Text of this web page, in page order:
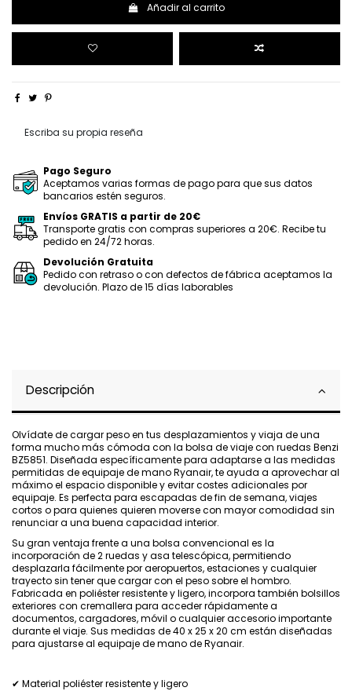
Añadir al carrito
Escriba su propia reseña
Pago Seguro
Aceptamos varias formas de pago para que sus datos
bancarios estén seguros.
Envíos GRATIS a partir de 20€
Transporte gratis con compras superiores a 20€. Recibe tu
pedido en 24/72 horas.
Devolución Gratuita
Pedido con retraso o con defectos de fábrica aceptamos la
devolución. Plazo de 15 días laborables
Descripción
Olvídate de cargar peso en tus desplazamientos y viaja de una
forma mucho más cómoda con la bolsa de viaje con ruedas Benzi
BZ5851. Diseñada específicamente para adaptarse a las medidas
permitidas de equipaje de mano Ryanair, te ayuda a aprovechar al
máximo el espacio disponible y evitar costes adicionales por
equipaje. Es perfecta para escapadas de fin de semana, viajes
cortos o para quienes quieren moverse con mayor comodidad sin
renunciar a una buena capacidad interior.
Su gran ventaja frente a una bolsa convencional es la
incorporación de 2 ruedas y asa telescópica, permitiendo
desplazarla fácilmente por aeropuertos, estaciones y cualquier
trayecto sin tener que cargar con el peso sobre el hombro.
Fabricada en poliéster resistente y ligero, incorpora también bolsillos
exteriores con cremallera para acceder rápidamente a
documentos, cargadores, móvil o cualquier accesorio importante
durante el viaje. Sus medidas de 40 x 25 x 20 cm están diseñadas
para ajustarse al equipaje de mano de Ryanair.
✔ Material poliéster resistente y ligero